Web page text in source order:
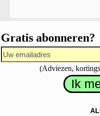
Gratis abonneren?
(Adviezen,